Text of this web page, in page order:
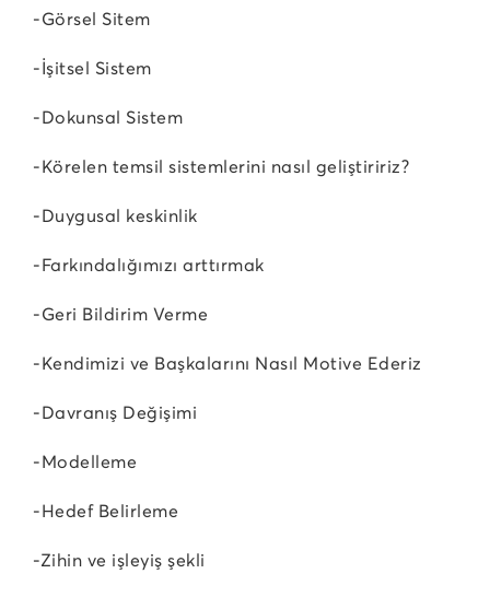
-Görsel Sitem
-İşitsel Sistem
-Dokunsal Sistem
-Körelen temsil sistemlerini nasıl geliştiririz?
-Duygusal keskinlik
-Farkındalığımızı arttırmak
-Geri Bildirim Verme
-Kendimizi ve Başkalarını Nasıl Motive Ederiz
-Davranış Değişimi
-Modelleme
-Hedef Belirleme
-Zihin ve işleyiş şekli